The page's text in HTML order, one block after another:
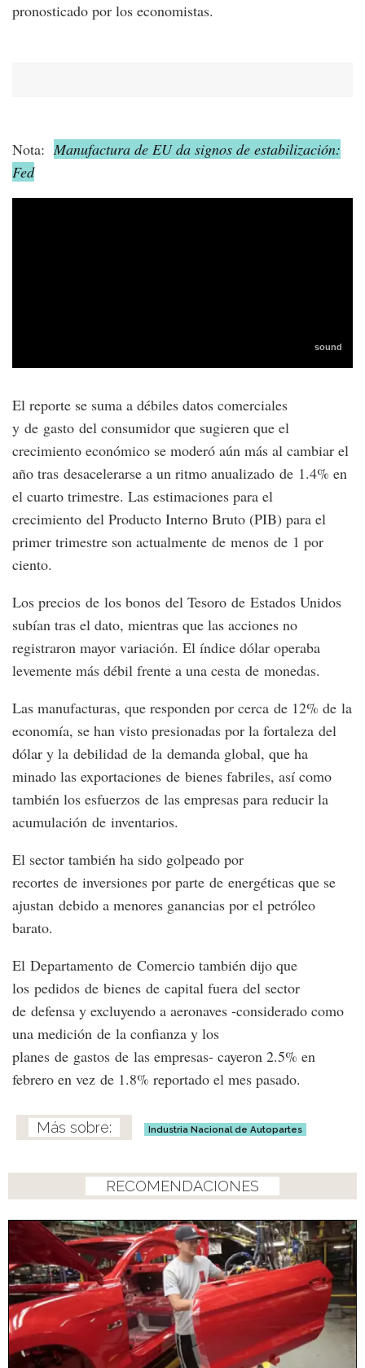
pronosticado por los economistas.
Nota: Manufactura de EU da signos de estabilización:
Fed
El reporte se suma a débiles datos comerciales
y de gasto del consumidor que sugieren que el
crecimiento económico se moderó aún más al cambiar el
año tras desacelerarse a un ritmo anualizado de 1.4% en
el cuarto trimestre. Las estimaciones para el
crecimiento del Producto Interno Bruto (PIB) para el
primer trimestre son actualmente de menos de 1 por
ciento.
Los precios de los bonos del Tesoro de Estados Unidos
subían tras el dato, mientras que las acciones no
registraron mayor variación. El índice dólar operaba
levemente más débil frente a una cesta de monedas.
Las manufacturas, que responden por cerca de 12% de la
economía, se han visto presionadas por la fortaleza del
dólar y la debilidad de la demanda global, que ha
minado las exportaciones de bienes fabriles, así como
también los esfuerzos de las empresas para reducir la
acumulación de inventarios.
El sector también ha sido golpeado por
recortes de inversiones por parte de energéticas que se
ajustan debido a menores ganancias por el petróleo
barato.
El Departamento de Comercio también dijo que
los pedidos de bienes de capital fuera del sector
de defensa y excluyendo a aeronaves -considerado como
una medición de la confianza y los
planes de gastos de las empresas- cayeron 2.5% en
febrero en vez de 1.8% reportado el mes pasado.
Industria Nacional de Autopartes
RECOMENDACIONES